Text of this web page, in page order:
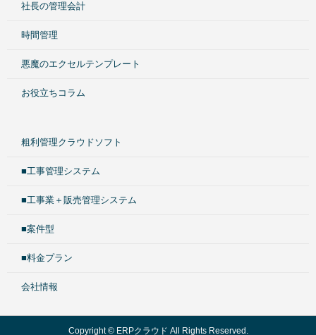
社長の管理会計
時間管理
悪魔のエクセルテンプレート
お役立ちコラム
粗利管理クラウドソフト
■工事管理システム
■工事業＋販売管理システム
■案件型
■料金プラン
会社情報
Copyright © ERPクラウド All Rights Reserved.